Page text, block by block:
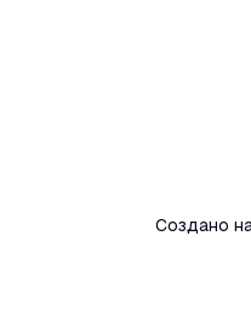
Создано